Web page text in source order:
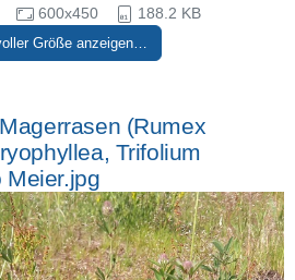
600x450 188.2 KB
Größe anzeigen…
(Rumex
Trifolium
Meier.jpg